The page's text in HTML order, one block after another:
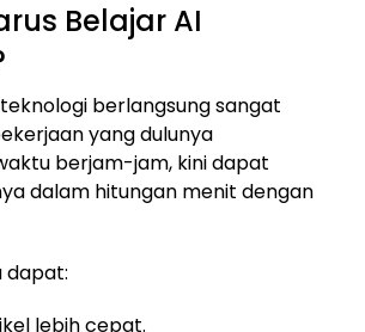
Belajar AI
berlangsung sangat
yang dulunya
berjam-jam, kini dapat
dalam hitungan menit dengan
dapat:
lebih cepat.